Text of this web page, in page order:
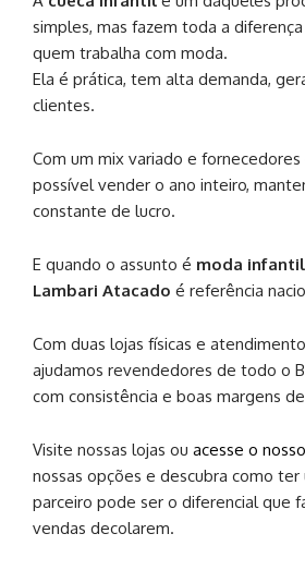
simples, mas fazem toda a
quem trabalha com moda.
Ela é prática, tem alta demanda,
clientes.
Com um mix variado e fornecedores
possível vender o ano inteiro,
constante de lucro.
E quando o assunto é moda
Lambari Atacado é referência
Com duas lojas físicas e
ajudamos revendedores de todo o
com consistência e boas margens
Visite nossas lojas ou acesse o
nossas opções e descubra como
parceiro pode ser o diferencial que
vendas decolarem.